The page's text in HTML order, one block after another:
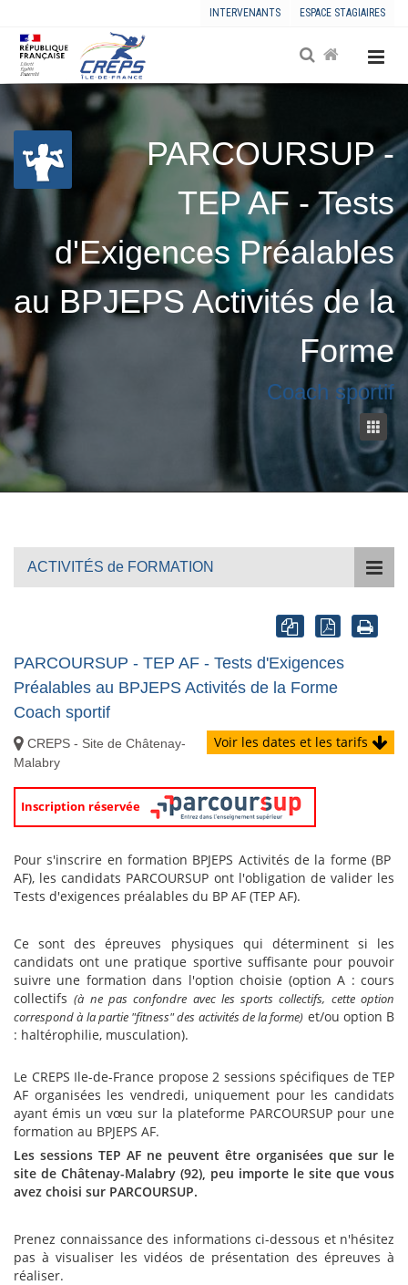
INTERVENANTS ESPACE STAGIAIRES
PARCOURSUP -
TEP AF - Tests
d'Exigences Préalables
au BPJEPS Activités de la
Forme
Coach sportif
ACTIVITÉS de FORMATION
PARCOURSUP - TEP AF - Tests d'Exigences
Préalables au BPJEPS Activités de la Forme
Coach sportif
Voir les dates et les tarifs
CREPS - Site de Châtenay-
Malabry
Inscription réservée
Pour s'inscrire en formation BPJEPS Activités de la forme (BP
AF), les candidats PARCOURSUP ont l'obligation de valider les
Tests d'exigences préalables du BP AF (TEP AF).
Ce sont des épreuves physiques qui déterminent si les
candidats ont une pratique sportive suffisante pour pouvoir
suivre une formation dans l'option choisie (option A : cours
collectifs(à ne pas confondre avec les sports collectifs, cette option
correspond à la partie "fitness" des activités de la forme) et/ou option B
: haltérophilie, musculation).
Le CREPS Ile-de-France propose 2 sessions spécifiques de TEP
AF organisées les vendredi, uniquement pour les candidats
ayant émis un vœu sur la plateforme PARCOURSUP pour une
formation au BPJEPS AF.
Les sessions TEP AF ne peuvent être organisées que sur le
site de Châtenay-Malabry (92), peu importe le site que vous
avez choisi sur PARCOURSUP.
Prenez connaissance des informations ci-dessous et n'hésitez
pas à visualiser les vidéos de présentation des épreuves à
réaliser.